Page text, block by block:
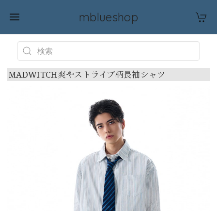
mblueshop
MADWITCH爽やストライプ柄長袖シャツ